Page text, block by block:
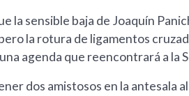
la sensible baja de Joaquín
la rotura de ligamentos
agenda que reencontrará a la
dos amistosos en la antesala